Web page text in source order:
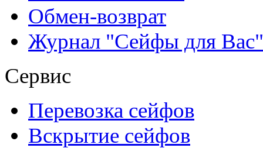
Обмен-возврат
Журнал "Сейфы для Вас"
Сервис
Перевозка сейфов
Вскрытие сейфов